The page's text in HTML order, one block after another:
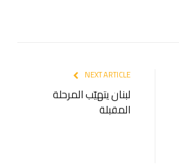
NEXT ARTICLE
لبنان يتهيّب المرحلة
المقبلة